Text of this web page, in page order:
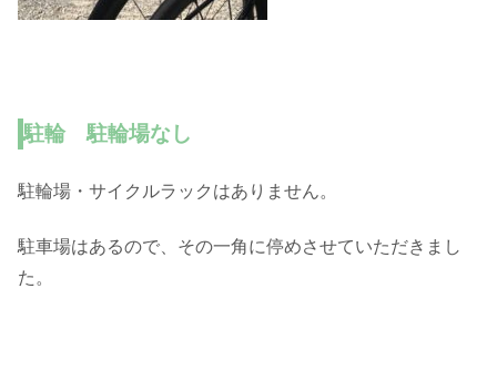
駐輪 駐輪場なし
駐輪場・サイクルラックはありません。
駐車場はあるので、その一角に停めさせていただきまし
た。